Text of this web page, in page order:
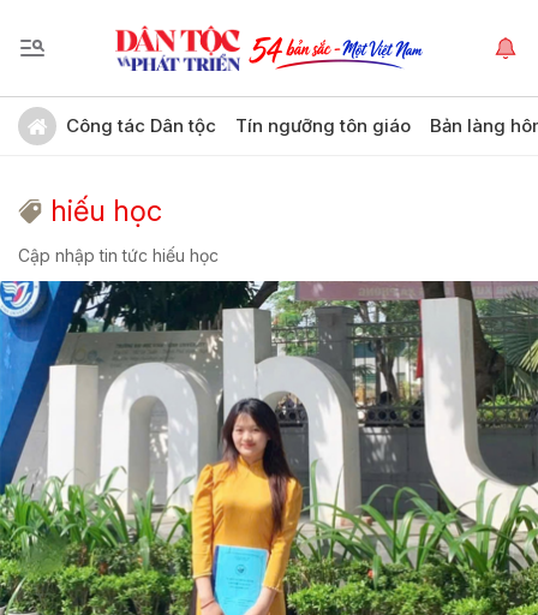
Công tác Dân tộc Tín ngưỡng tôn giáo Bản làng
hiếu học
Cập nhập tin tức hiếu học